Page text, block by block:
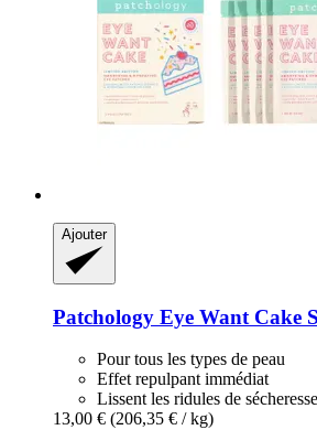
Ajouter
Patchology Eye Want Cake
Pour tous les types de peau
Effet repulpant immédiat
Lissent les ridules de sécheresse
13,00 € (206,35 € / kg)